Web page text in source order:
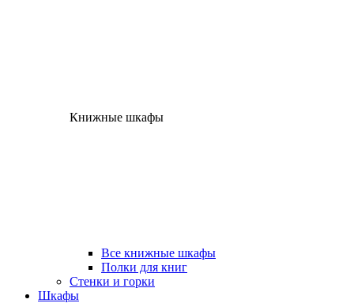
Книжные шкафы
Все книжные шкафы
Полки для книг
Стенки и горки
Шкафы